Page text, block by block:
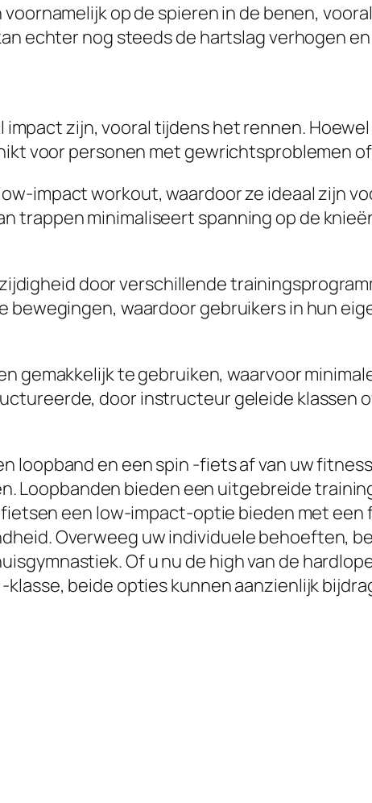
op de spieren in de benen,
echter nog steeds de hartslag verhogen
impact zijn, vooral tijdens het rennen.
voor personen met gewrichtsproblemen
impact workout, waardoor ze ideaal zijn
trappen minimaliseert spanning op de
door verschillende
bewegingen, waardoor gebruikers in hun
gemakkelijk te gebruiken, waarvoor
door instructeur geleide klassen
loopband en een spin -fiets af van uw
Loopbanden bieden een uitgebreide
een low-impact-optie bieden met een
Overweeg uw individuele behoeften,
Of u nu de high van de
klasse, beide opties kunnen aanzienlijk